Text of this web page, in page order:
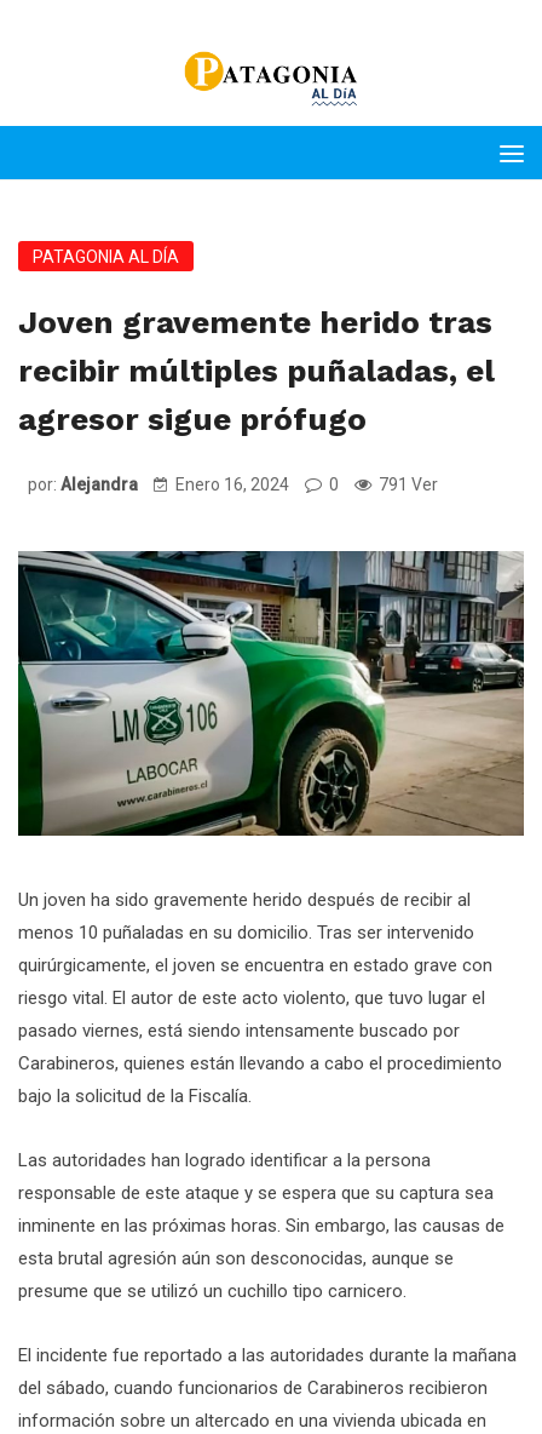
PATAGONIA AL DÍA
Joven gravemente herido tras
recibir múltiples puñaladas, el
agresor sigue prófugo
por: Alejandra Enero 16, 2024 0 791 Ver
Un joven ha sido gravemente herido después de recibir al
menos 10 puñaladas en su domicilio. Tras ser intervenido
quirúrgicamente, el joven se encuentra en estado grave con
riesgo vital. El autor de este acto violento, que tuvo lugar el
pasado viernes, está siendo intensamente buscado por
Carabineros, quienes están llevando a cabo el procedimiento
bajo la solicitud de la Fiscalía.
Las autoridades han logrado identificar a la persona
responsable de este ataque y se espera que su captura sea
inminente en las próximas horas. Sin embargo, las causas de
esta brutal agresión aún son desconocidas, aunque se
presume que se utilizó un cuchillo tipo carnicero.
El incidente fue reportado a las autoridades durante la mañana
del sábado, cuando funcionarios de Carabineros recibieron
información sobre un altercado en una vivienda ubicada en